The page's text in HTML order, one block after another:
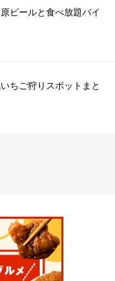
ビールと食べ放題バイ
ちご狩りスポットまと